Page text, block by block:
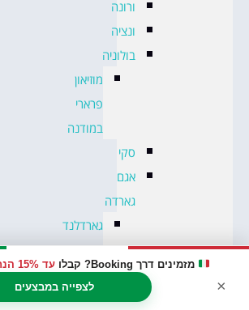
מזמינים דרך Booking? קבלו עד 15% הנחה
לצפייה במבצעים
×
ורונה
ונציה
בולוניה
מוזיאון
פרארי
במודנה
סקי
אגם
גארדה
גארדלנד
–
פארק